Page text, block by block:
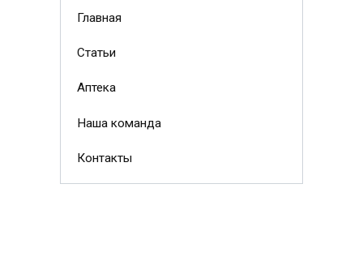
Главная
Статьи
Аптека
Наша команда
Контакты